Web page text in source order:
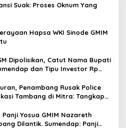
Suak: Proses Oknum Yang
Hapsa WKI Sinode GMIM
Dipolisikan, Catut Nama Bupati
dan Tipu Investor Rp
Penambang Rusak Police
Tambang di Mitra: Tangkap
Panji Yosua GMIM Nazareth
Dilantik. Sumendap: Panji